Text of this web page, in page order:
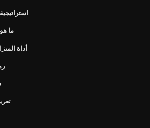
ما
أداة